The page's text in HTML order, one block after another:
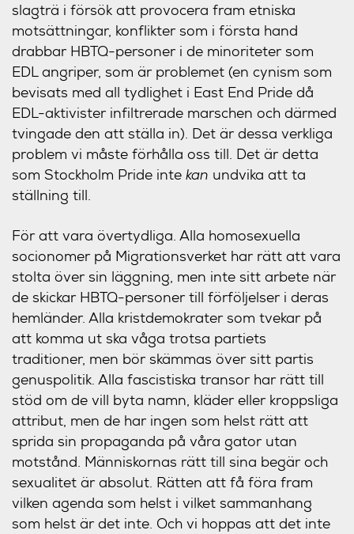
slagträ i försök att provocera fram etniska
motsättningar, konflikter som i första hand
drabbar HBTQ-personer i de minoriteter som
EDL angriper, som är problemet (en cynism som
bevisats med all tydlighet i East End Pride då
EDL-aktivister infiltrerade marschen och därmed
tvingade den att ställa in). Det är dessa verkliga
problem vi måste förhålla oss till. Det är detta
som Stockholm Pride inte kan undvika att ta
ställning till.
För att vara övertydliga. Alla homosexuella
socionomer på Migrationsverket har rätt att vara
stolta över sin läggning, men inte sitt arbete när
de skickar HBTQ-personer till förföljelser i deras
hemländer. Alla kristdemokrater som tvekar på
att komma ut ska våga trotsa partiets
traditioner, men bör skämmas över sitt partis
genuspolitik. Alla fascistiska transor har rätt till
stöd om de vill byta namn, kläder eller kroppsliga
attribut, men de har ingen som helst rätt att
sprida sin propaganda på våra gator utan
motstånd. Människornas rätt till sina begär och
sexualitet är absolut. Rätten att få föra fram
vilken agenda som helst i vilket sammanhang
som helst är det inte. Och vi hoppas att det inte